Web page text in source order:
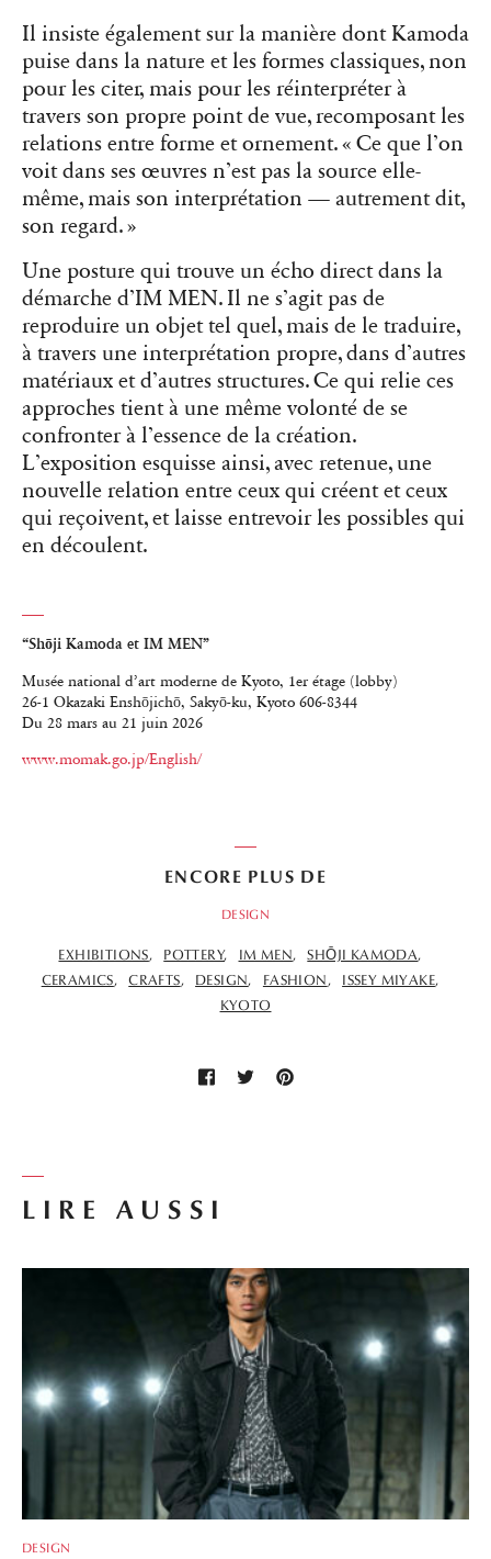
Il insiste également sur la manière dont Kamoda
puise dans la nature et les formes classiques, non
pour les citer, mais pour les réinterpréter à
travers son propre point de vue, recomposant les
relations entre forme et ornement. « Ce que l’on
voit dans ses œuvres n’est pas la source elle-
même, mais son interprétation — autrement dit,
son regard. »
Une posture qui trouve un écho direct dans la
démarche d’IM MEN. Il ne s’agit pas de
reproduire un objet tel quel, mais de le traduire,
à travers une interprétation propre, dans d’autres
matériaux et d’autres structures. Ce qui relie ces
approches tient à une même volonté de se
confronter à l’essence de la création.
L’exposition esquisse ainsi, avec retenue, une
nouvelle relation entre ceux qui créent et ceux
qui reçoivent, et laisse entrevoir les possibles qui
en découlent.
“Shōji Kamoda et IM MEN”
Musée national d’art moderne de Kyoto, 1er étage (lobby)
26-1 Okazaki Enshōjichō, Sakyō-ku, Kyoto 606-8344
Du 28 mars au 21 juin 2026
www.momak.go.jp/English/
LIRE AUSSI
DESIGN
ENCORE PLUS DE
DESIGN
EXHIBITIONS POTTERY IM MEN
SHŌJI KAMODA
CERAMICS
CRAFTS DESIGN FASHION
ISSEY MIYAKE
KYOTO